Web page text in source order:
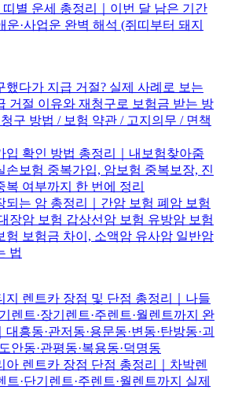
띠별 운세 총정리｜이번 달 남은 기간
운·사업운 완벽 해석 (쥐띠부터 돼지
했다가 지급 거절? 실제 사례로 보는
거절 이유와 재청구로 보험금 받는 방
구 방법 / 보험 약관 / 고지의무 / 면책
입 확인 방법 총정리｜내보험찾아줌
손보험 중복가입, 암보험 중복보장, 진
복 여부까지 한 번에 정리
되는 암 총정리｜간암 보험 폐암 보험
장암 보험 갑상선암 보험 유방암 보험
험 보험금 차이, 소액암 유사암 일반암
법
지 렌트카 장점 및 단점 총정리｜나들
렌트·장기렌트·주렌트·월렌트까지 완
흥동·관저동·용문동·변동·탄방동·괴
안동·관평동·복용동·덕명동
아 렌트카 장점 단점 총정리｜차박렌
트·단기렌트·주렌트·월렌트까지 실제